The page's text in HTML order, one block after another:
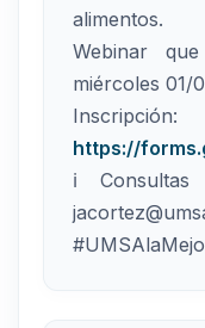
alimentos.
Webinar
miércoles 01/
Inscripción:
https://
ℹ️